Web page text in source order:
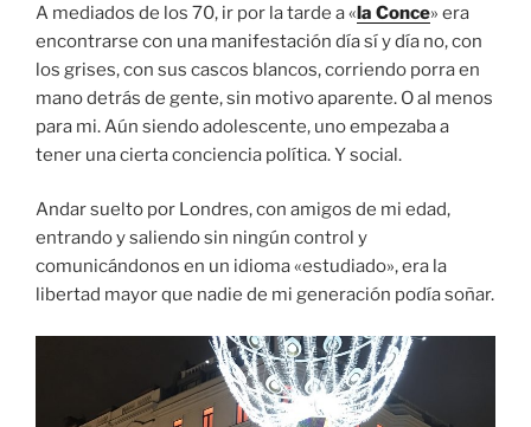
A mediados de los 70, ir por la tarde a «la Conce» era
encontrarse con una manifestación día sí y día no, con
los grises, con sus cascos blancos, corriendo porra en
mano detrás de gente, sin motivo aparente. O al menos
para mi. Aún siendo adolescente, uno empezaba a
tener una cierta conciencia política. Y social.
Andar suelto por Londres, con amigos de mi edad,
entrando y saliendo sin ningún control y
comunicándonos en un idioma «estudiado», era la
libertad mayor que nadie de mi generación podía soñar.